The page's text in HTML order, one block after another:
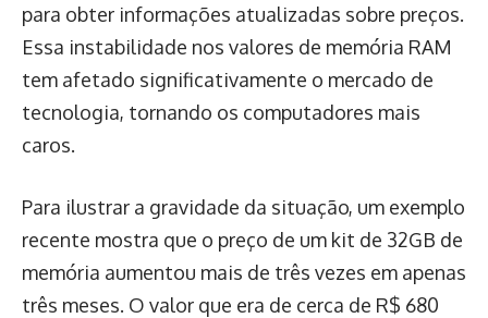
para obter informações atualizadas sobre preços.
Essa instabilidade nos valores de memória RAM
tem afetado significativamente o mercado de
tecnologia, tornando os computadores mais
caros.
Para ilustrar a gravidade da situação, um exemplo
recente mostra que o preço de um kit de 32GB de
memória aumentou mais de três vezes em apenas
três meses. O valor que era de cerca de R$ 680